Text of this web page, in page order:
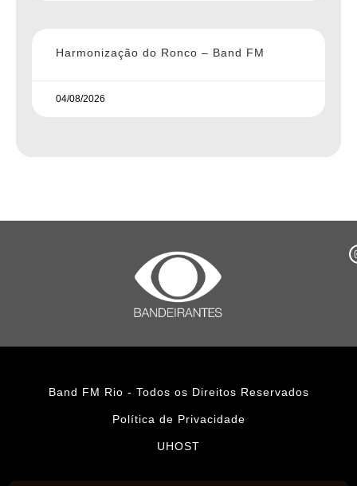
Harmonização do Ronco – Band FM
04/08/2026
Band FM Rio - Todos os Direitos Reservados
Política de Privacidade
UHOST